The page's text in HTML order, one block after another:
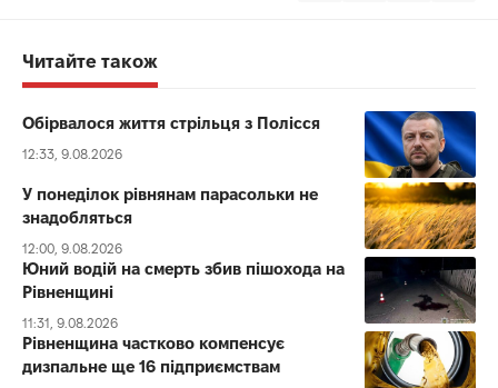
Читайте також
Обірвалося життя стрільця з Полісся
12:33, 9.08.2026
У понеділок рівнянам парасольки не
знадобляться
12:00, 9.08.2026
Юний водій на смерть збив пішохода на
Рівненщині
11:31, 9.08.2026
Рівненщина частково компенсує
дизпальне ще 16 підприємствам